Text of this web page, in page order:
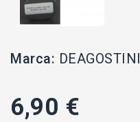
Marca: DEAGOSTINI
6,90 €